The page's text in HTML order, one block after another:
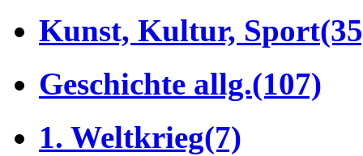
Kunst, Kultur, Sport
Geschichte allg.(107)
1. Weltkrieg(7)